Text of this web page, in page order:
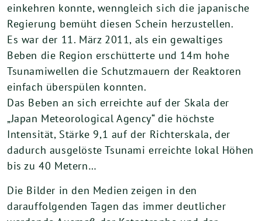
einkehren konnte, wenngleich sich die japanische
Regierung bemüht diesen Schein herzustellen.
Es war der 11. März 2011, als ein gewaltiges
Beben die Region erschütterte und 14m hohe
Tsunamiwellen die Schutzmauern der Reaktoren
einfach überspülen konnten.
Das Beben an sich erreichte auf der Skala der
„Japan Meteorological Agency“ die höchste
Intensität, Stärke 9,1 auf der Richterskala, der
dadurch ausgelöste Tsunami erreichte lokal Höhen
bis zu 40 Metern…
Die Bilder in den Medien zeigen in den
darauffolgenden Tagen das immer deutlicher